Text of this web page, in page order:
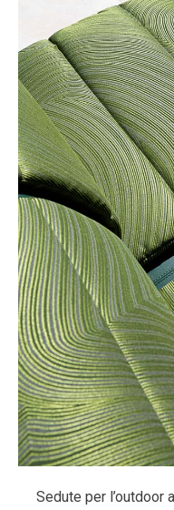
Sedute per l’outdoor